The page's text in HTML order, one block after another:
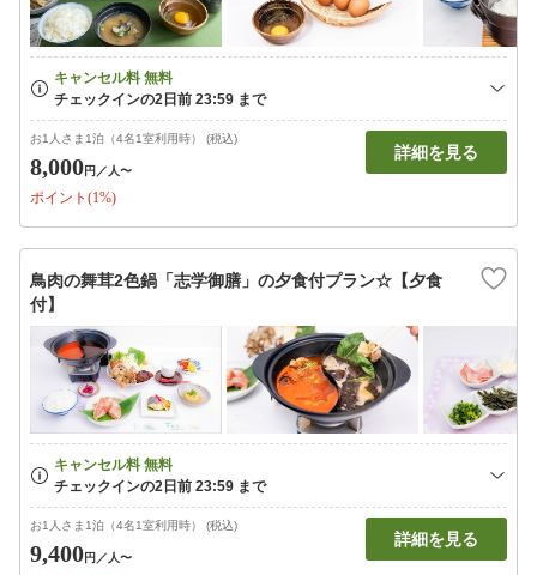
お1人さま1泊（4名1室利用時） (税込)
8,000円 ／人〜
ポイント(1%)
詳細を見る
鳥肉の舞茸2色鍋「志学御膳」の夕食付プラン☆【夕食
付】
お1人さま1泊（4名1室利用時） (税込)
9,400円 ／人〜
詳細を見る